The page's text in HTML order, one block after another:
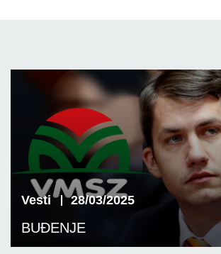
Vesti 28/03/2025
BUĐENJE